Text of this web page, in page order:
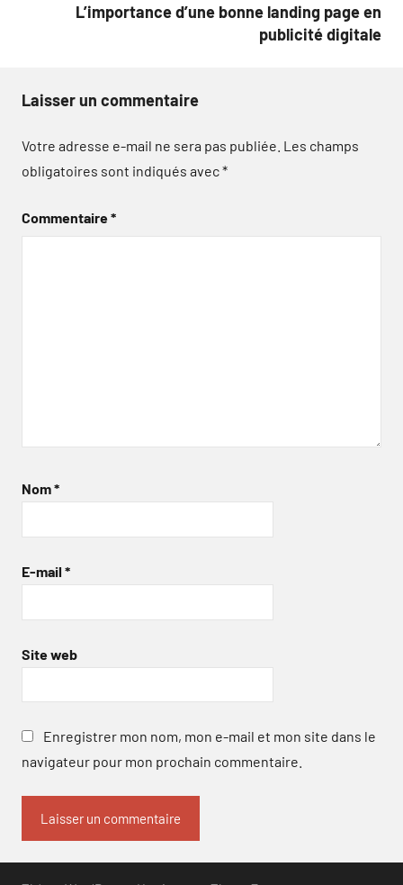
L’importance d’une bonne landing page en
publicité digitale
Laisser un commentaire
Votre adresse e-mail ne sera pas publiée. Les champs
obligatoires sont indiqués avec*
Commentaire*
Nom*
E-mail *
Site web
Enregistrer mon nom, mon e-mail et mon site dans le
navigateur pour mon prochain commentaire.